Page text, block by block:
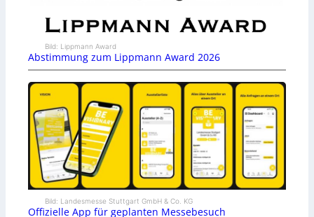
Bild: Lippmann Award
Abstimmung zum Lippmann Award 2026
Bild: Landesmesse Stuttgart GmbH & Co. KG
Offizielle App für geplanten Messebesuch